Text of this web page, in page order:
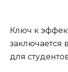
Ключ к
заключается
для